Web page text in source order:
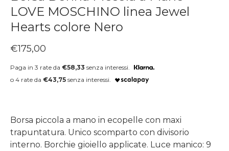
LOVE MOSCHINO linea Jewel
Hearts colore Nero
Prezzo regolare
€175,00
Paga in 3 rate da €58,33 senza interessi.
o 4 rate da €43,75 senza interessi.
Borsa piccola a mano in ecopelle con maxi
trapuntatura. Unico scomparto con divisorio
interno. Borchie gioiello applicate. Luce manico: 9